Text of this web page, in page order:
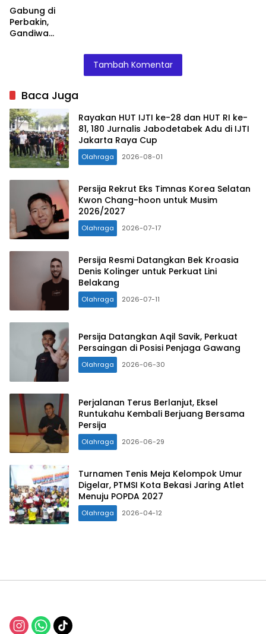
Gabung di
Perbakin,
Gandiwa
Tambah Komentar
Baca Juga
Rayakan HUT IJTI ke-28 dan HUT RI ke-
81, 180 Jurnalis Jabodetabek Adu di IJTI
Jakarta Raya Cup
Olahraga 2026-08-01
Persija Rekrut Eks Timnas Korea Selatan
Kwon Chang-hoon untuk Musim
2026/2027
Olahraga 2026-07-17
Persija Resmi Datangkan Bek Kroasia
Denis Kolinger untuk Perkuat Lini
Belakang
Olahraga 2026-07-11
Persija Datangkan Aqil Savik, Perkuat
Persaingan di Posisi Penjaga Gawang
Olahraga 2026-06-30
Perjalanan Terus Berlanjut, Eksel
Runtukahu Kembali Berjuang Bersama
Persija
Olahraga 2026-06-29
Turnamen Tenis Meja Kelompok Umur
Digelar, PTMSI Kota Bekasi Jaring Atlet
Menuju POPDA 2027
Olahraga 2026-04-12